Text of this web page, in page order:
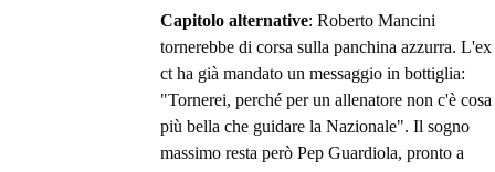
Capitolo alternative: Roberto Mancini
tornerebbe di corsa sulla panchina azzurra. L'ex
ct ha già mandato un messaggio in bottiglia:
"Tornerei, perché per un allenatore non c'è cosa
più bella che guidare la Nazionale". Il sogno
massimo resta però Pep Guardiola, pronto a